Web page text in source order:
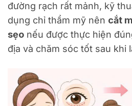
đường rạch rất mảnh, kỹ
dụng chỉ thẩm mỹ nên cắt
sẹo nếu được thực hiện
địa và chăm sóc tốt sau khi